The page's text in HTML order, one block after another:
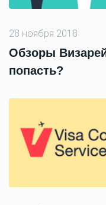
28 ноября 2018
Обзоры
попасть?